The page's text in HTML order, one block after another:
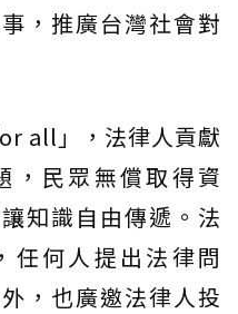
，推廣台灣社會對
all」，法律人貢獻
，民眾無償取得資
知識自由傳遞。法
任何人提出法律問
，也廣邀法律人投